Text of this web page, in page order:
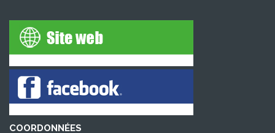
COORDONNÉES